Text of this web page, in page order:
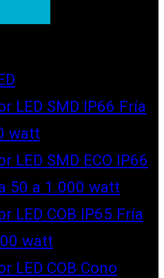
LED SMD IP66 Fría
watt
LED SMD ECO IP66
50 a 1.000 watt
LED COB IP65 Fría
watt
LED COB Cono